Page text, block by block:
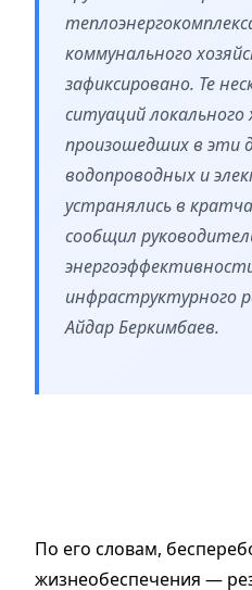
коммунального
зафиксировано. Те
ситуаций локального
произошедших в эти
водопроводных и
устранялись в
сообщил
инфраструктурного
Айдар Беркимбаев.
По его словам,
жизнеобеспечения —